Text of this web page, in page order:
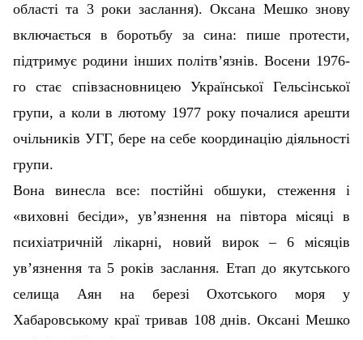
області та 3 роки заслання). Оксана Мешко знову
включається в боротьбу за сина: пише протести,
підтримує родини інших політв’язнів. Восени 1976-
го стає співзасновницею Української Гельсінської
групи, а коли в лютому 1977 року почалися арешти
очільників УГГ, бере на себе координацію діяльності
групи.
Вона винесла все: постійні обшуки, стеження і
«виховні бесіди», ув’язнення на півтора місяці в
психіатричній лікарні, новий вирок – 6 місяців
ув’язнення та 5 років заслання. Етап до якутського
селища Аян на березі Охотського моря у
Хабаровському краї тривав 108 днів. Оксані Мешко